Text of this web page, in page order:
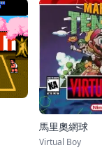
馬里奧網球
Virtual Boy